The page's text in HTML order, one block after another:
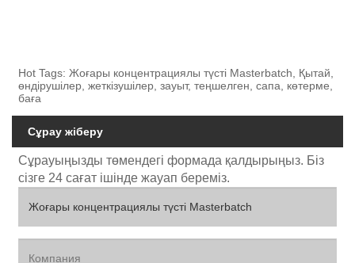
Hot Tags: Жоғары концентрациялы түсті Masterbatch, Қытай,
өндірушілер, жеткізушілер, зауыт, теңшелген, сапа, көтерме,
баға
Сұрау жіберу
Сұрауыңызды төмендегі формада қалдырыңыз. Біз
сізге 24 сағат ішінде жауап береміз.